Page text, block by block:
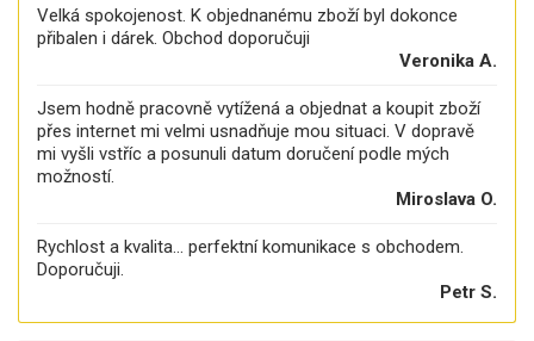
Velká spokojenost. K objednanému zboží byl dokonce
přibalen i dárek. Obchod doporučuji
Veronika A.
Jsem hodně pracovně vytížená a objednat a koupit zboží
přes internet mi velmi usnadňuje mou situaci. V dopravě
mi vyšli vstříc a posunuli datum doručení podle mých
možností.
Miroslava O.
Rychlost a kvalita... perfektní komunikace s obchodem.
Doporučuji.
Petr S.